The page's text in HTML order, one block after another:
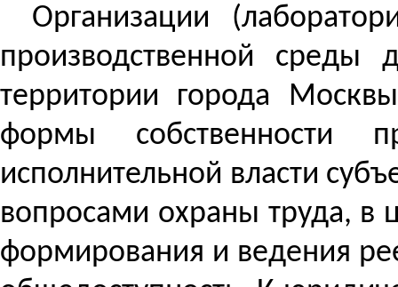
Организации
производственной среды
территории города
формы собственности
исполнительной власти
вопросами охраны труда, в
формирования и ведения